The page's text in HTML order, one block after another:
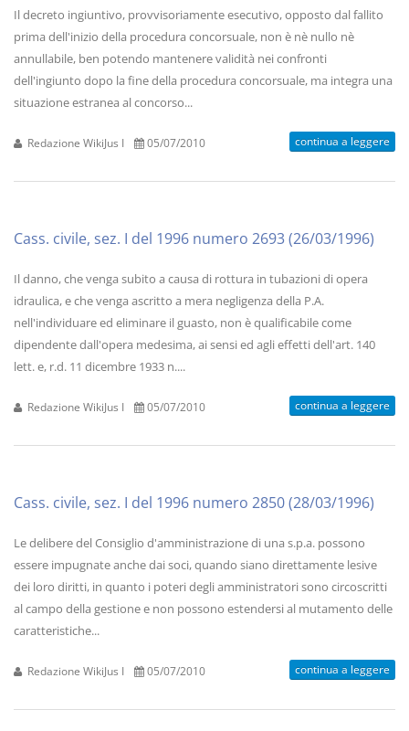
Il decreto ingiuntivo, provvisoriamente esecutivo, opposto dal fallito
prima dell'inizio della procedura concorsuale, non è nè nullo nè
annullabile, ben potendo mantenere validità nei confronti
dell'ingiunto dopo la fine della procedura concorsuale, ma integra una
situazione estranea al concorso...
Redazione WikiJus I 05/07/2010 continua a leggere
Cass. civile, sez. I del 1996 numero 2693 (26/03/1996)
Il danno, che venga subito a causa di rottura in tubazioni di opera
idraulica, e che venga ascritto a mera negligenza della P.A.
nell'individuare ed eliminare il guasto, non è qualificabile come
dipendente dall'opera medesima, ai sensi ed agli effetti dell'art. 140
lett. e, r.d. 11 dicembre 1933 n....
Redazione WikiJus I 05/07/2010 continua a leggere
Cass. civile, sez. I del 1996 numero 2850 (28/03/1996)
Le delibere del Consiglio d'amministrazione di una s.p.a. possono
essere impugnate anche dai soci, quando siano direttamente lesive
dei loro diritti, in quanto i poteri degli amministratori sono circoscritti
al campo della gestione e non possono estendersi al mutamento delle
caratteristiche...
Redazione WikiJus I 05/07/2010 continua a leggere